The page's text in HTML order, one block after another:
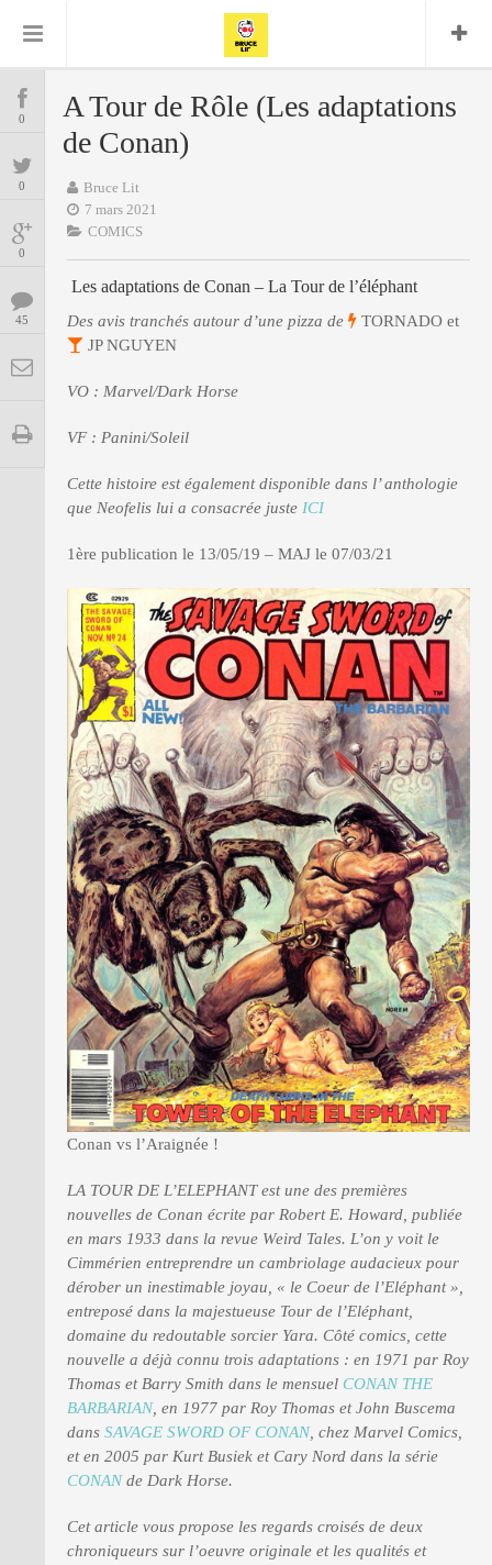
COMICS
MANGAS
BD
ENCYCLOPEGEEK
CINE-SERIES-ANIME
MUSIQUE
LA BRUCE TEAM : SAISON 13
PRESSE
0
0
0
45
A Tour de Rôle (Les adaptations
de Conan)
Bruce Lit
7 mars 2021
COMICS
Les adaptations de Conan – La Tour de l’éléphant
Des avis tranchés autour d’une pizza de
TORNADO et
JP NGUYEN
VO : Marvel/Dark Horse
VF : Panini/Soleil
Cette histoire est également disponible dans l’ anthologie
que Neofelis lui a consacrée juste ICI
1ère publication le 13/05/19 – MAJ le 07/03/21
Conan vs l’Araignée !
LA TOUR DE L’ELEPHANT est une des premières
nouvelles de Conan écrite par Robert E. Howard, publiée
en mars 1933 dans la revue Weird Tales. L’on y voit le
Cimmérien entreprendre un cambriolage audacieux pour
dérober un inestimable joyau, « le Coeur de l’Eléphant »,
entreposé dans la majestueuse Tour de l’Eléphant,
domaine du redoutable sorcier Yara. Côté comics, cette
nouvelle a déjà connu trois adaptations : en 1971 par Roy
Thomas et Barry Smith dans le mensuel CONAN THE
BARBARIAN, en 1977 par Roy Thomas et John Buscema
dans SAVAGE SWORD OF CONAN, chez Marvel Comics,
et en 2005 par Kurt Busiek et Cary Nord dans la série
CONANde Dark Horse.
Cet article vous propose les regards croisés de deux
chroniqueurs sur l’oeuvre originale et les qualités et
Comics
Daredevil DC
Delcourt
Encyclopegeek
Figure
Replay
Glénat Graphic Novel
Independants JB Vu Van
Nguyen
Marvel Mattie boy Musique
Panini Patrick Faivre Presse
Présence
Special Guest Spidey Superman Teamup